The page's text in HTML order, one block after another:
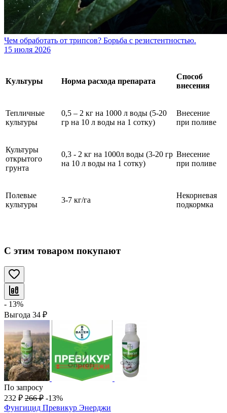
Чем обработать от трипсов? Борьба с резистентностью.
15 июля 2026
Культуры Норма расхода препарата
Способ
внесения
Тепличные
культуры
0,5 – 2 кг на 1000 л воды (5-20
гр на 10 л воды на 1 сотку)
Внесение
при поливе
Культуры
открытого
грунта
0,3 - 2 кг на 1000л воды (3-20 гр
на 10 л воды на 1 сотку)
Внесение
при поливе
Полевые
культуры
3-7 кг/га
Некорневая
подкормка
С этим товаром покупают
- 13%
Выгода 34 ₽
По запросу
232 ₽ 266 ₽ -13%
Фунгицид Превикур Энерджи